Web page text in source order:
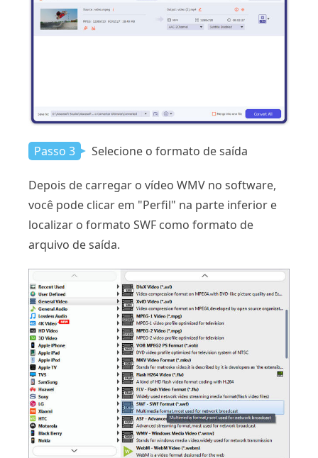
Passo 3 Selecione o formato de saída
Depois de carregar o vídeo WMV no software,
você pode clicar em "Perfil" na parte inferior e
localizar o formato SWF como formato de
arquivo de saída.